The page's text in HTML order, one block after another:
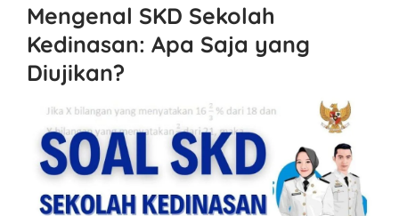
Mengenal SKD Sekolah
Kedinasan: Apa Saja yang
Diujikan?